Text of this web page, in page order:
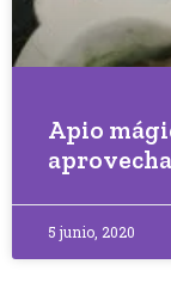
Apio
5 junio, 2020